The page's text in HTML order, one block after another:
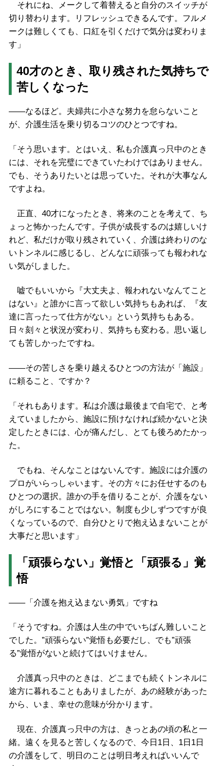
それにね、メークして着替えると自分のスイッチが
切り替わります。リフレッシュできるんです。フルメ
ークは難しくても、口紅を引くだけで気分は変わりま
す」
40才のとき、取り残された気持ちで
苦しくなった
――なるほど。夫婦共に小さな努力を怠らないこと
が、介護生活を乗り切るコツのひとつですね。
「そう思います。とはいえ、私も介護真っ只中のとき
には、それを完璧にできていたわけではありません。
でも、そうありたいとは思っていた。それが大事なん
ですよね。
正直、40才になったとき、将来のことを考えて、ち
ょっと怖かったんです。子供が成長するのは嬉しいけ
れど、私だけが取り残されていく、介護は終わりのな
いトンネルに感じるし、どんなに頑張っても報われな
い気がしました。
嘘でもいいから『大丈夫よ、報われないなんてこと
はない』と誰かに言って欲しい気持ちもあれば、『友
達に言ったって仕方がない』という気持ちもある。
日々刻々と状況が変わり、気持ちも変わる。思い返し
ても苦しかったですね。
――その苦しさを乗り越えるひとつの方法が「施設」
に頼ること、ですか？
「それもあります。私は介護は最後まで自宅で、と考
えていましたから、施設に預けなければ続かないと決
定したときには、心が痛んだし、とても後ろめたかっ
た。
でもね、そんなことはないんです。施設には介護の
プロがいらっしゃいます。その方々にお任せするのも
ひとつの選択。誰かの手を借りることが、介護をない
がしろにすることではない。制度も少しずつですが良
くなっているので、自分ひとりで抱え込まないことが
大事だと思います」
「頑張らない」覚悟と「頑張る」覚
悟
――「介護を抱え込まない勇気」ですね
「そうですね。介護は人生の中でいちばん難しいこと
でした。”頑張らない”覚悟も必要だし、でも”頑張
る”覚悟がないと続けてはいけません。
介護真っ只中のときは、どこまでも続くトンネルに
途方に暮れることもありましたが、あの経験があった
から、いま、幸せの意味が分かります。
現在、介護真っ只中の方は、きっとあの頃の私と一
緒。遠くを見ると苦しくなるので、今日1日、1日1日
の介護をして、明日のことは明日考えればいいんで